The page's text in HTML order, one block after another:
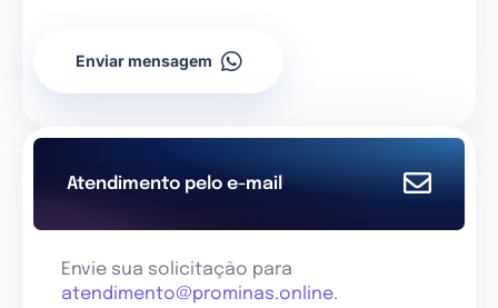
Enviar mensagem
Atendimento pelo e-mail
Envie sua solicitação para
atendimento@prominas.online.